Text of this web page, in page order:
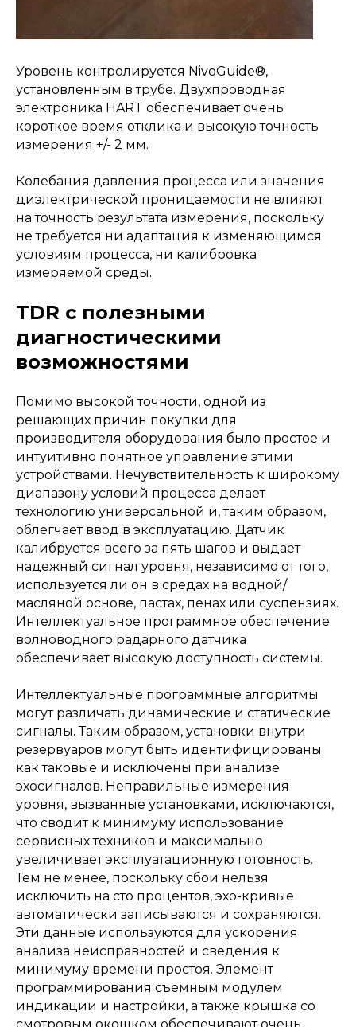
Уровень контролируется NivoGuide®,
установленным в трубе. Двухпроводная
электроника HART обеспечивает очень
короткое время отклика и высокую точность
измерения +/- 2 мм.
Колебания давления процесса или значения
диэлектрической проницаемости не влияют
на точность результата измерения, поскольку
не требуется ни адаптация к изменяющимся
условиям процесса, ни калибровка
измеряемой среды.
TDR с полезными
диагностическими
возможностями
Помимо высокой точности, одной из
решающих причин покупки для
производителя оборудования было простое и
интуитивно понятное управление этими
устройствами. Нечувствительность к широкому
диапазону условий процесса делает
технологию универсальной и, таким образом,
облегчает ввод в эксплуатацию. Датчик
калибруется всего за пять шагов и выдает
надежный сигнал уровня, независимо от того,
используется ли он в средах на водной/
масляной основе, пастах, пенах или суспензиях.
Интеллектуальное программное обеспечение
волноводного радарного датчика
обеспечивает высокую доступность системы.
Интеллектуальные программные алгоритмы
могут различать динамические и статические
сигналы. Таким образом, установки внутри
резервуаров могут быть идентифицированы
как таковые и исключены при анализе
эхосигналов. Неправильные измерения
уровня, вызванные установками, исключаются,
что сводит к минимуму использование
сервисных техников и максимально
увеличивает эксплуатационную готовность.
Тем не менее, поскольку сбои нельзя
исключить на сто процентов, эхо-кривые
автоматически записываются и сохраняются.
Эти данные используются для ускорения
анализа неисправностей и сведения к
минимуму времени простоя. Элемент
программирования съемным модулем
индикации и настройки, а также крышка со